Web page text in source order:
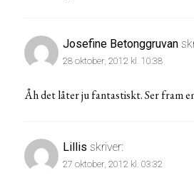
Josefine Betonggruvan
28 oktober, 2012 kl. 10:38
Åh det låter ju fantastiskt. Ser fram
Lillis skriver:
27 oktober, 2012 kl. 03:32